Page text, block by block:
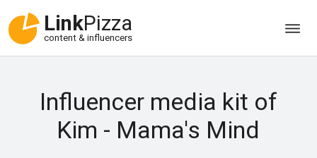
LinkPizza
content & influencers
Influencer media kit of
Kim - Mama's Mind